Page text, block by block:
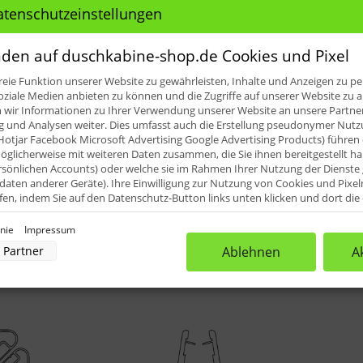
HSK Atelier Pur Drehtür mit
Pos. 20 - 22)
Diese können dann vor Ort an die erforderlichen
auf duschkabine-shop.de Cookies und Pixel
Funktion unserer Website zu gewährleisten, Inhalte und Anzeigen zu
Medien anbieten zu können und die Zugriffe auf unserer Website zu
wir Informationen zu Ihrer Verwendung unserer Website an unsere
und Analysen weiter. Dies umfasst auch die Erstellung pseudonymer
Facebook Microsoft Advertising Google Advertising Products) führen
mit weiteren Daten zusammen, die Sie ihnen bereitgestellt
Accounts) oder welche sie im Rahmen Ihrer Nutzung der
anderer Geräte). Ihre Einwilligung zur Nutzung von Cookies und
indem Sie auf den Datenschutz-Button links unten klicken und dort
durch unsere Partner:
Daten zur Auswahl von Werbeanzeigen
für personalisierte Werbung
von Inhalten
durch Statistiken oder Kombinationen von Daten aus verschiedenen Quellen
Impressum
Partner Ablehnen